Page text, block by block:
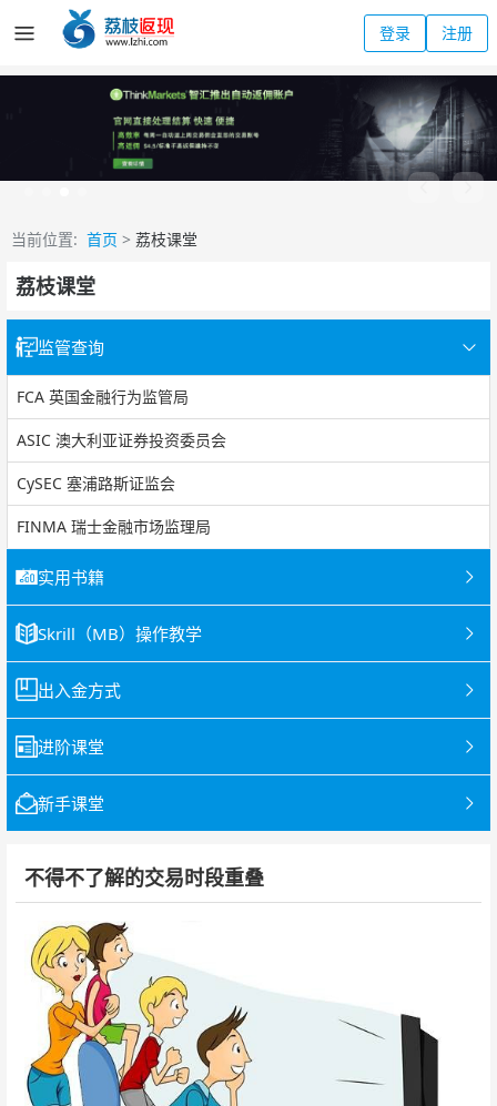
登录 注册
当前位置: 首页 > 荔枝课堂
荔枝课堂
监管查询
FCA 英国金融行为监管局
ASIC 澳大利亚证券投资委员会
CySEC 塞浦路斯证监会
FINMA 瑞士金融市场监理局
实用书籍
Skrill（MB）操作教学
出入金方式
进阶课堂
新手课堂
不得不了解的交易时段重叠